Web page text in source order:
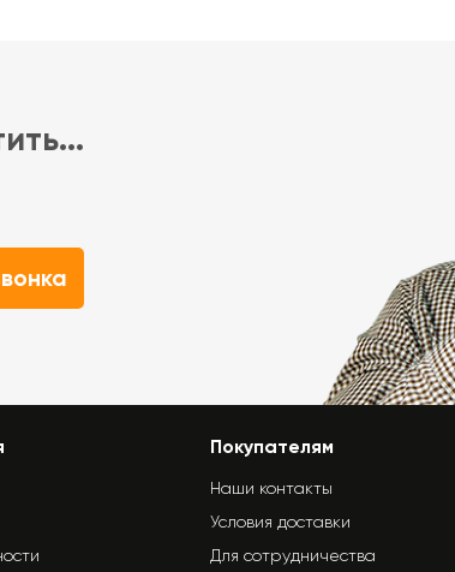
Покупателям
Наши контакты
Условия доставки
Для сотрудничества